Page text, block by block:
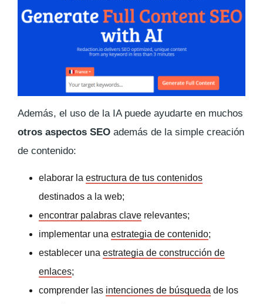
Además, el uso de la IA puede ayudarte en muchos
otros aspectos SEO además de la simple creación
de contenido:
elaborar la estructura de tus contenidos
destinados a la web;
encontrar palabras clave relevantes;
implementar una estrategia de contenido;
establecer una estrategia de construcción de
enlaces;
comprender las intenciones de búsqueda de los